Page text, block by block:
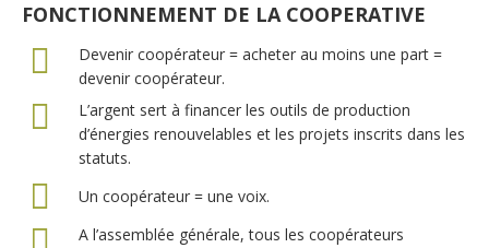
FONCTIONNEMENT DE LA COOPERATIVE
Devenir coopérateur = acheter au moins une part =
devenir coopérateur.
L’argent sert à financer les outils de production
d’énergies renouvelables et les projets inscrits dans les
statuts.
Un coopérateur = une voix.
A l’assemblée générale, tous les coopérateurs